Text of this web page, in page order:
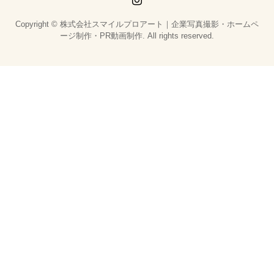
Copyright © 株式会社スマイルプロアート｜企業写真撮影・ホームペ
ージ制作・PR動画制作. All rights reserved.